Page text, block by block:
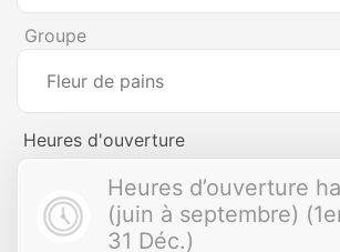
Groupe
Fleur de pains
Heures d'ouverture
Heures d’ouverture
(juin à septembre)
31 Déc.)